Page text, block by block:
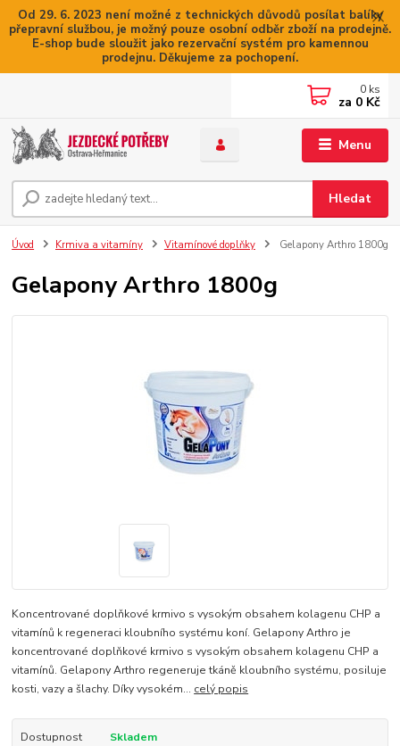
Od 29. 6. 2023 není možné z technických důvodů posílat balíky
přepravní službou, je možný pouze osobní odběr zboží na prodejně.
E-shop bude sloužit jako rezervační systém pro kamennou
prodejnu. Děkujeme za pochopení.
Menu
Hledat
0 ks
za 0 Kč
Úvod Krmiva a vitamíny Vitamínové doplňky Gelapony Arthro 1800g
Gelapony Arthro 1800g
Koncentrované doplňkové krmivo s vysokým obsahem kolagenu CHP a
vitamínů k regeneraci kloubního systému koní. Gelapony Arthro je
koncentrované doplňkové krmivo s vysokým obsahem kolagenu CHP a
vitamínů. Gelapony Arthro regeneruje tkáně kloubního systému, posiluje
kosti, vazy a šlachy. Díky vysokém... celý popis
Dostupnost
Skladem